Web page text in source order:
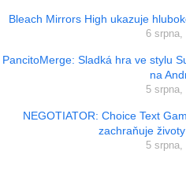
Bleach Mirrors High ukazuje
6 srpna,
PancitoMerge: Sladká hra ve stylu
na
5 srpna,
NEGOTIATOR: Choice Text
zachraňuje
5 srpna,